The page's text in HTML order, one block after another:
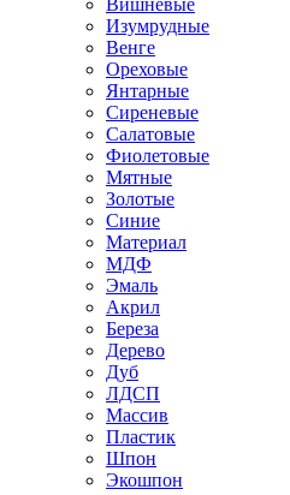
Вишневые
Изумрудные
Венге
Ореховые
Янтарные
Сиреневые
Салатовые
Фиолетовые
Мятные
Золотые
Синие
Материал
МДФ
Эмаль
Акрил
Береза
Дерево
Дуб
ЛДСП
Массив
Пластик
Шпон
Экошпон